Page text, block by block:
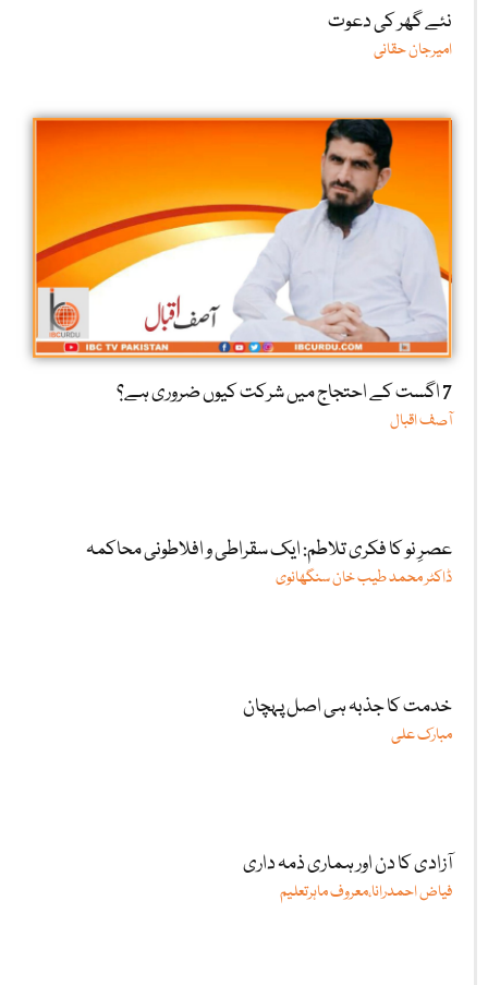
نئے گھر کی دعوت
امیرجان حقانی
7 اگست کے احتجاج میں شرکت کیوں ضروری ہے؟
آصف اقبال
عصرِ نو کا فکری تلاطم: ایک سقراطی و افلاطونی محاکمہ
ڈاکٹر محمد طیب خان سنگھانوی
خدمت کا جذبہ ہی اصل پہچان
مبارک علی
آزادی کا دن اور ہماری ذمہ داری
فیاض احمدرانا،معروف ماہرتعلیم